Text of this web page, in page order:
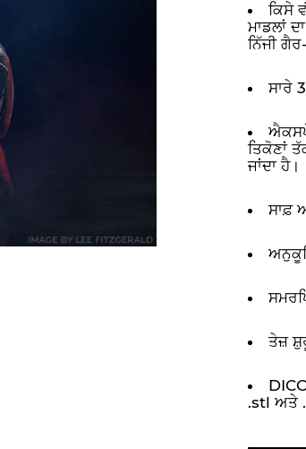
ਕਿਸੇ
ਮਾਡਲਾਂ
ਨਿੱਜੀ
ਸਾਰੇ
ਤਿਕੋਣਾਂ
ਜਾਂਦਾ ਹੈ।
ਸਾਫ਼
ਤੇਜ਼
.stl ਅਤੇ